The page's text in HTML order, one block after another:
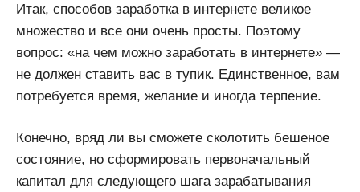
Итак, способов заработка в интернете великое
множество и все они очень просты. Поэтому
вопрос: «на чем можно заработать в интернете» —
не должен ставить вас в тупик. Единственное, вам
потребуется время, желание и иногда терпение.
Конечно, вряд ли вы сможете сколотить бешеное
состояние, но сформировать первоначальный
капитал для следующего шага зарабатывания